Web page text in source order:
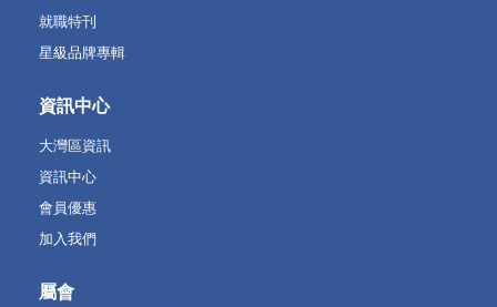
就職特刊
星級品牌專輯
資訊中心
大灣區資訊
資訊中心
會員優惠
加入我們
屬會